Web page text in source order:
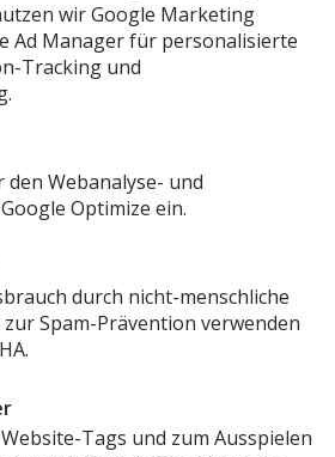
wir Google Marketing
Ad Manager für personalisierte
Tracking und
Webanalyse- und
Optimize ein.
durch nicht-menschliche
Spam-Prävention verwenden
Tags und zum Ausspielen